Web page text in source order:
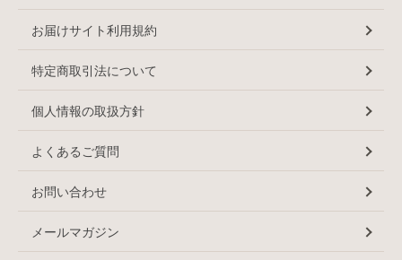
お届けサイト利用規約
特定商取引法について
個人情報の取扱方針
よくあるご質問
お問い合わせ
メールマガジン